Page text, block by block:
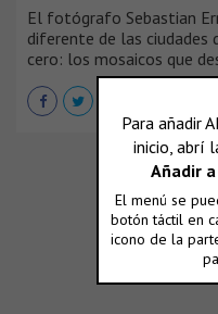
El fotógrafo Sebastian
diferente de las ciudades
cero: los mosaicos que